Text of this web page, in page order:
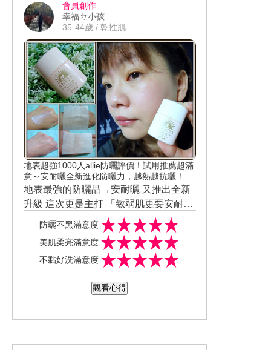
角、滾動方便的滾珠外
下方還有適合用來混合保養品的滴口 開
啟超容易單手就能掀起
出量也很固定!! 不會有一倒就滴滿手的風
險 對於可以簡單完成混合的小巧思 我真
的覺得超~貼心的
最後想分享一個我個人愛用小撇步 那就
是除了用在身體與臉部外 我還會少量塗
抹在口罩的邊緣處 畢竟口罩一戴就是一
整天要勞動工作還要不停說話 每每下班
後都會聞到口臭味
有了這個法寶後口罩不但飄散著淡淡的
清香→徹底擺脫口臭味牌XD
香芬也能一並舒緩放鬆身心→遠離容易
緊張氣爆的情緒 真是一舉數得!!!
#美周報 #百人試用 #居家芳療 #芳療保
養 #定製專屬芳療配方 #atSENES植方
合的!!! 而人中的覆蓋率也是沒在跟你客
氣的~ 整個就是貼好貼滿 轉到側臉來看
不用再費工對折收邊了
鐘後都依然很濕潤 而且敷的過程完全不
會滴滴答答
鬆等待時間到
本身肌膚並無太大的問題
就是習慣熬夜所以膚色總是有些偏黃+暗
始變得透亮許多 近距離觀看臉頰處靠近
鼻翼處的位置 原本還些稍微粗大毛孔同
時也變得細緻 隔天不論是上防曬或是底
妝也會發現更好推開跟延展
不管是效果、材質、剪裁、成份 服貼度
與覆蓋率 它真的都表現的還不錯
對於這次露得清面膜強勢回歸
速效保水安瓶面膜這產真的讓我覺得是
今夏必收保濕面膜
而且上市為了回饋面膜迷 全省屈臣氏 康
是美 寶雅限時買一送一
請牢記下面開賣時間一起趕快手刀帶回
家!!! 屈臣氏+寶雅 5/27 開賣 康是美 6/9
開賣 momo、yahoo、shopee、pchome
6/1 開賣
會員創作
幸福ㄉ小孩
35-44歲 / 乾性肌
地表超強1000人allie防曬評價！試用推薦超滿
意～安耐曬全新進化防曬力，越熱越抗曬！
地表最強的防曬品→安耐曬 又推出全新
升級 這次更是主打 「敏弱肌更要安耐
曬」 除此之外還是一款專為敏弱肌族群
及1歲以上幼兒設計的溫和防曬品 還做到
無添加酒精、PARABEN防腐劑、礦物
油、香料、色素 超安心配方~
而且即使是整日防護回家後 只要簡單潔
膚程序即可輕鬆卸除 超省事!! 同時防曬
力依舊強大→SPF50+/PA++++ 不論是外
出旅遊都剛剛好 質地除了很水潤外還很
上臉完全不用擔心會過於厚重黏膩 即使
重疊擦拭多次依舊超清爽更無泛白感 產
也可拿來當妝前乳使用 大大簡化忙碌早
完全不給成膜時間 雖然剛敷上時還是有
但整體看上去吸油面紙還是非常乾爽 在
全面性的防護 即使戴口罩也能清爽無負
防曬不黑滿意度
美肌柔亮滿意度
不黏好洗滿意度
觀看心得